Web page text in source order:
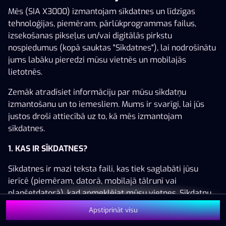
Šai spēlei nav pieejama demo versija. Lūdzu,
pieslēdzies, lai spēlētu ar īstu naudu.
Pieslēgties
Mēs (SIA X3000) izmantojam sīkdatnes un līdzīgas
tehnoloģijas, piemēram, pārlūkprogrammas failus,
izsekošanas pikseļus un/vai digitālās pirkstu
nospiedumus (kopā sauktas "Sīkdatnes"), lai nodrošinātu
jums labāku pieredzi mūsu vietnēs un mobilajās
lietotnēs.
Zemāk atradīsiet informāciju par mūsu sīkdatņu
izmantošanu un to iemesliem. Mums ir svarīgi, lai jūs
justos droši attiecībā uz to, kā mēs izmantojam
sīkdatnes.
1. KAS IR SĪKDATNES?
Sīkdatnes ir mazi teksta faili, kas tiek saglabāti jūsu
ierīcē (piemēram, datorā, mobilajā tālrunī vai
planšetdatorā), kad apmeklējat mūsu vietnes. Sīkdatņu
izvietošana ļauj mums jūs atpazīt un saprast, kā jūs
izmantojat mūsu vietnes, kas palīdz mums uzlabot jūsu
Apstiprināt visu